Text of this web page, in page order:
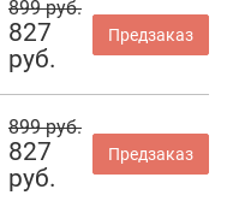
899 руб.
827
руб.
Предзаказ
899 руб.
827
руб.
Предзаказ